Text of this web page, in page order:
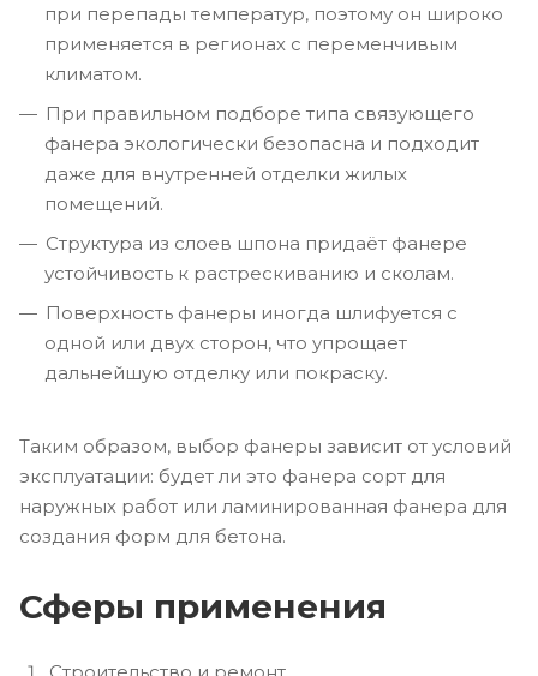
при перепады температур, поэтому он широко
применяется в регионах с переменчивым
климатом.
При правильном подборе типа связующего
фанера экологически безопасна и подходит
даже для внутренней отделки жилых
помещений.
Структура из слоев шпона придаёт фанере
устойчивость к растрескиванию и сколам.
Поверхность фанеры иногда шлифуется с
одной или двух сторон, что упрощает
дальнейшую отделку или покраску.
Таким образом, выбор фанеры зависит от условий
эксплуатации: будет ли это фанера сорт для
наружных работ или ламинированная фанера для
создания форм для бетона.
Сферы применения